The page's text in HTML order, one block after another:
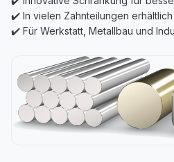
✔️ In vielen Zahnteilungen erhältlich